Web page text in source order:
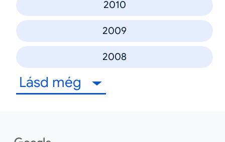
2010
2009
2008
Lásd még